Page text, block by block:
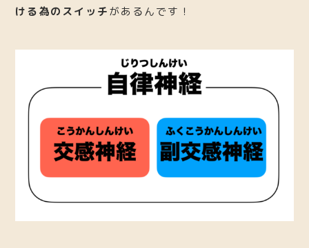
ける為のスイッチがあるんです！